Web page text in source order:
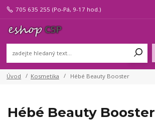
705 635 255 (Po-Pá, 9-17 hod.)
Úvod Kosmetika Hébé Beauty Booster
Hébé Beauty Booster